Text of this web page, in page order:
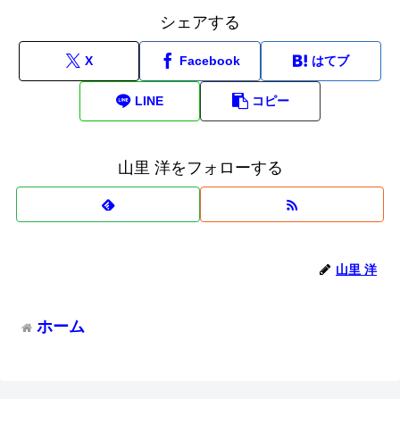
シェアする
X Facebook はてブ
LINE コピー
山里 洋をフォローする
山里 洋
ホーム